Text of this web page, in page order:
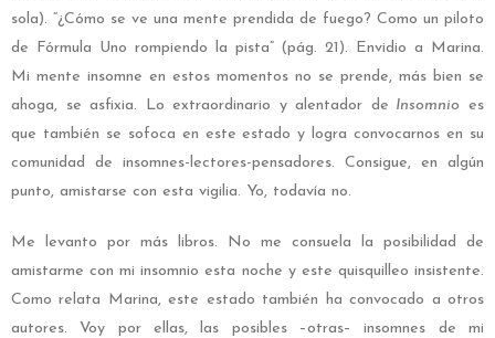
sola). “¿Cómo se ve una mente prendida de fuego? Como un piloto
de Fórmula Uno rompiendo la pista” (pág. 21). Envidio a Marina.
Mi mente insomne en estos momentos no se prende, más bien se
ahoga, se asfixia. Lo extraordinario y alentador de Insomnio es
que también se sofoca en este estado y logra convocarnos en su
comunidad de insomnes-lectores-pensadores. Consigue, en algún
punto, amistarse con esta vigilia. Yo, todavía no.
Me levanto por más libros. No me consuela la posibilidad de
amistarme con mi insomnio esta noche y este quisquilleo insistente.
Como relata Marina, este estado también ha convocado a otros
autores. Voy por ellas, las posibles –otras– insomnes de mi